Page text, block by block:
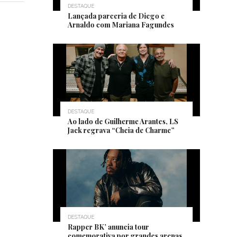
DESTAQUE
Lançada parceria de Diego e
Arnaldo com Mariana Fagundes
DESTAQUE
Ao lado de Guilherme Arantes, LS
Jack regrava “Cheia de Charme”
DESTAQUE
Rapper BK’ anuncia tour